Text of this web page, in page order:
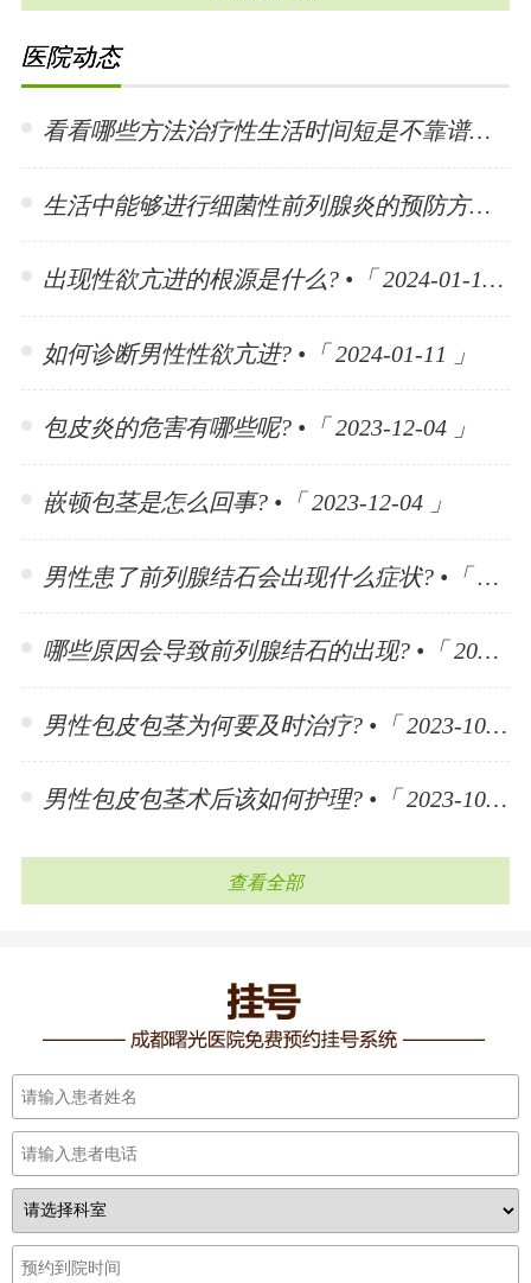
医院动态
看看哪些方法治疗性生活时间短是不靠谱的? •「 2024-01-15 」
生活中能够进行细菌性前列腺炎的预防方法有哪些? •「 2024-01-15 」
出现性欲亢进的根源是什么? •「 2024-01-11 」
如何诊断男性性欲亢进? •「 2024-01-11 」
包皮炎的危害有哪些呢? •「 2023-12-04 」
嵌顿包茎是怎么回事? •「 2023-12-04 」
男性患了前列腺结石会出现什么症状? •「 2023-11-10 」
哪些原因会导致前列腺结石的出现? •「 2023-11-10 」
男性包皮包茎为何要及时治疗? •「 2023-10-30 」
男性包皮包茎术后该如何护理? •「 2023-10-30 」
查看全部